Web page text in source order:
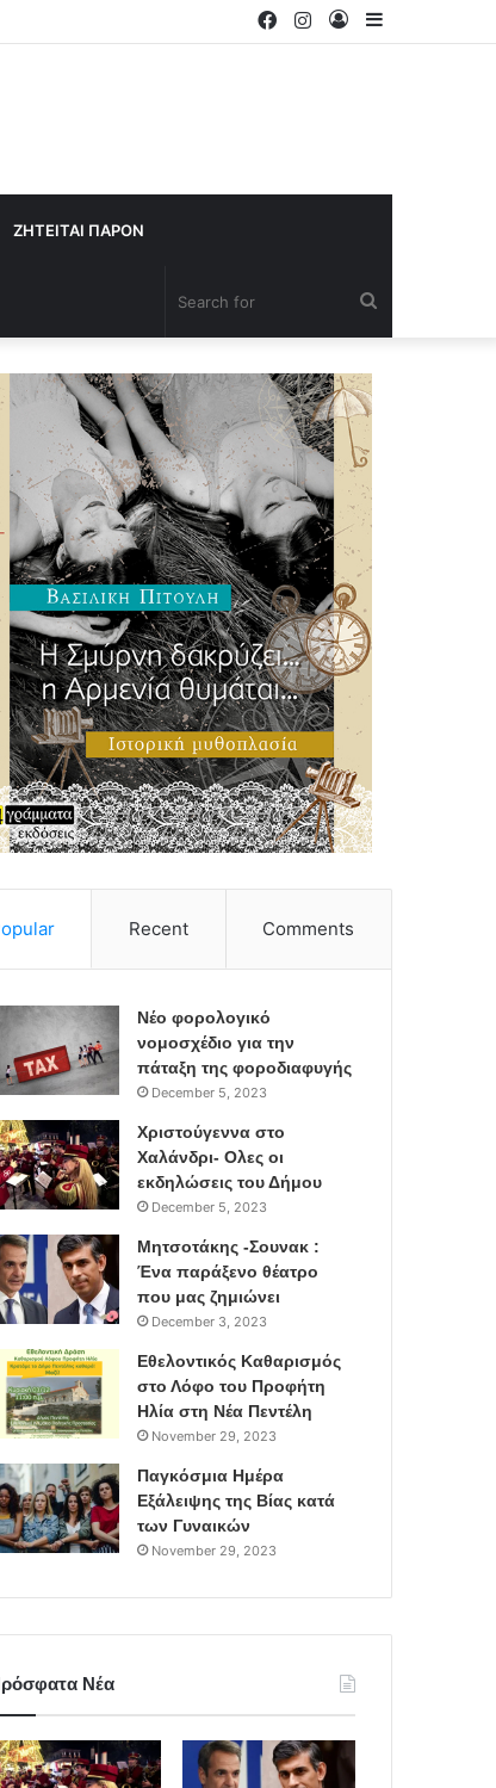
Log
Instagram
Facebook
ΖΗΤΕΙΤΑΙ ΠΑΡΟΝ
Recent Comments
Νέο φορολογικό
νομοσχέδιο για την
πάταξη της φοροδιαφυγής
December 5, 2023
Χριστούγεννα στο
Χαλάνδρι- Ολες οι
εκδηλώσεις του Δήμου
December 5, 2023
Μητσοτάκης -Σουνακ :
Ένα παράξενο θέατρο
που μας ζημιώνει
December 3, 2023
Εθελοντικός Καθαρισμός
στο Λόφο του Προφήτη
Ηλία στη Νέα Πεντέλη
November 29, 2023
Παγκόσμια Ημέρα
Εξάλειψης της Βίας κατά
των Γυναικών
November 29, 2023
Νέα